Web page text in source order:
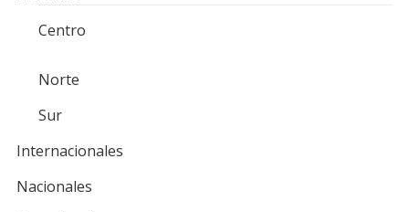
Centro
Norte
Sur
Internacionales
Nacionales